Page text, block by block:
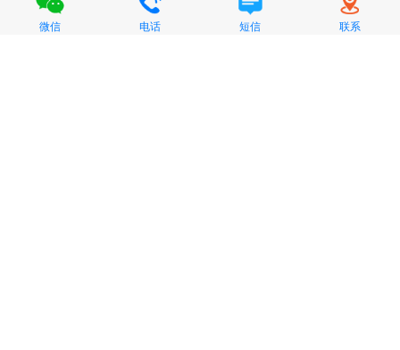
微信 电话 短信 联系